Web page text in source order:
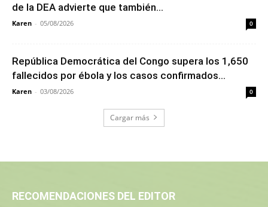
de la DEA advierte que también...
Karen - 05/08/2026 0
República Democrática del Congo supera los 1,650
fallecidos por ébola y los casos confirmados...
Karen - 03/08/2026 0
Cargar más
RECOMENDACIONES DEL EDITOR